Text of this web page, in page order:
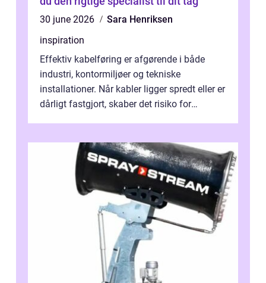
30 june 2026
Sara Henriksen
inspiration
Effektiv kabelføring er afgørende i både
industri, kontormiljøer og tekniske
installationer. Når kabler ligger spredt eller er
dårligt fastgjort, skaber det risiko for